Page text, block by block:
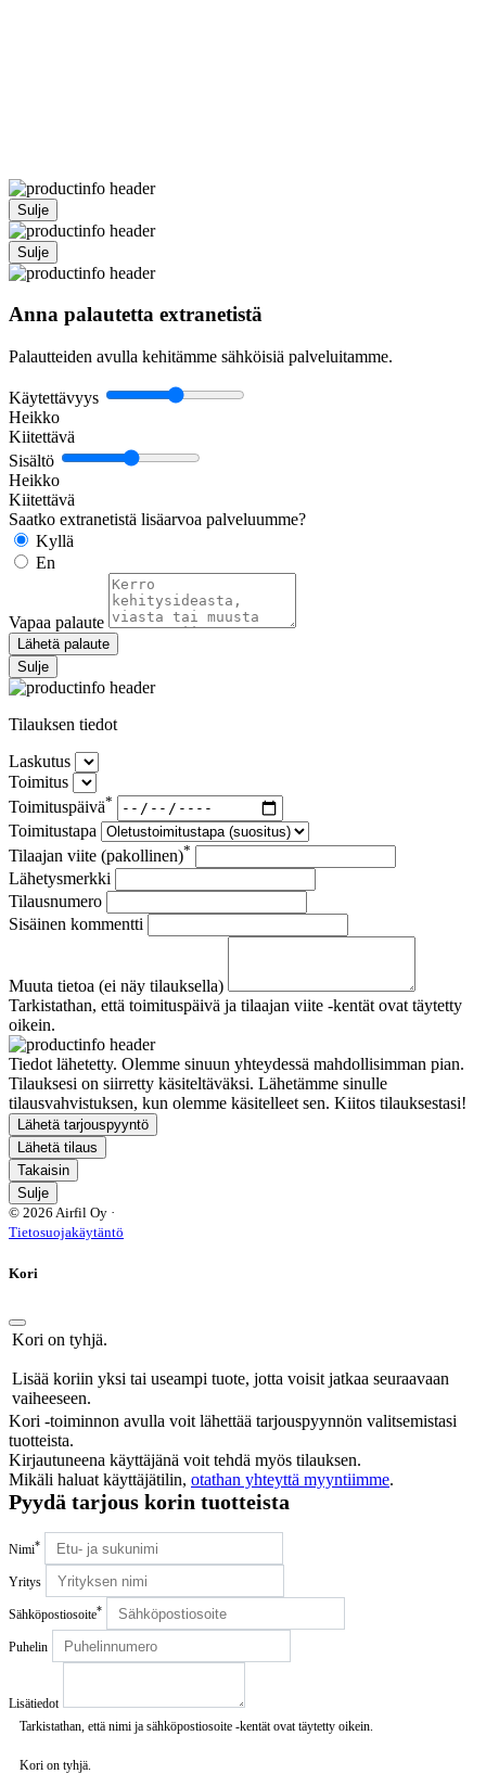
Sulje
Sulje
Anna palautetta extranetistä
Palautteiden avulla kehitämme sähköisiä palveluitamme.
Käytettävyys
Heikko
Kiitettävä
Sisältö
Heikko
Kiitettävä
Saatko extranetistä lisäarvoa palveluumme?
Kyllä
En
Vapaa palaute
Lähetä palaute
Sulje
Tilauksen tiedot
Laskutus
Toimitus
Toimituspäivä*
Toimitustapa
Tilaajan viite (pakollinen)*
Lähetysmerkki
Tilausnumero
Sisäinen kommentti
Muuta tietoa (ei näy tilauksella)
Tarkistathan, että toimituspäivä ja tilaajan viite -kentät ovat täytetty
oikein.
Tiedot lähetetty. Olemme sinuun yhteydessä mahdollisimman pian.
Tilauksesi on siirretty käsiteltäväksi. Lähetämme sinulle
tilausvahvistuksen, kun olemme käsitelleet sen. Kiitos tilauksestasi!
Lähetä tarjouspyyntö
Lähetä tilaus
Takaisin
Sulje
© 2026 Airfil Oy ·
Tietosuojakäytäntö
Kori
Kori on tyhjä.
Lisää koriin yksi tai useampi tuote, jotta voisit jatkaa seuraavaan
vaiheeseen.
Kori -toiminnon avulla voit lähettää tarjouspyynnön valitsemistasi
tuotteista.
Kirjautuneena käyttäjänä voit tehdä myös tilauksen.
Mikäli haluat käyttäjätilin, otathan yhteyttä myyntiimme.
Pyydä tarjous korin tuotteista
Nimi*
Yritys
Sähköpostiosoite*
Puhelin
Lisätiedot
Tarkistathan, että nimi ja sähköpostiosoite -kentät ovat täytetty oikein.
Kori on tyhjä.